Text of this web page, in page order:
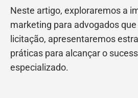
Neste artigo, exploraremos a
marketing para advogados
licitação, apresentaremos
práticas para alcançar o
especializado.